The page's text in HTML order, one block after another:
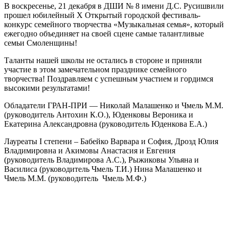
В воскресенье, 21 декабря в ДШИ № 8 имени Д.С. Русишвили
прошел юбилейный X Открытый городской фестиваль-
конкурс семейного творчества «Музыкальная семья», который
ежегодно объединяет на своей сцене самые талантливые
семьи Смоленщины!
Таланты нашей школы не остались в стороне и приняли
участие в этом замечательном празднике семейного
творчества! Поздравляем с успешным участием и гордимся
высокими результатами!
Обладатели ГРАН-ПРИ — Николай Малашенко и Чмель М.М.
(руководитель Антохин К.О.), Юденковы Вероника и
Екатерина Александровна (руководитель Юденкова Е.А.)
Лауреаты I степени – Бабейко Варвара и София, Дрозд Юлия
Владимировна и Акимовы Анастасия и Евгения
(руководитель Владимирова А.С.), Рыжиковы Ульяна и
Василиса (руководитель Чмель Т.И.) Нина Малашенко и
Чмель М.М. (руководитель Чмель М.Ф.)